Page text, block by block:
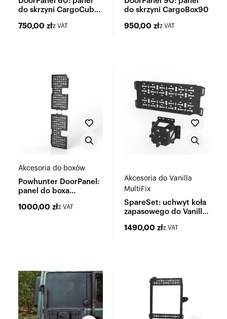
do skrzyni CargoCube
750,00 złz VAT
do skrzyni CargoBox90
950,00 złz VAT
Akcesoria do boxów
Powhunter DoorPanel:
panel do boxa
1000,00 złz VAT
Akcesoria do Vanilla
MultiFix
SpareSet: uchwyt koła
zapasowego do Vanilla
1490,00 złz VAT